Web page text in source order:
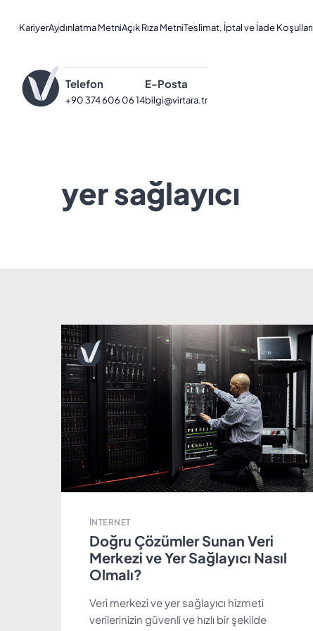
KariyerAydınlatma MetniAçık Rıza MetniTeslimat, İptal ve İade Koşulları
Telefon
+90 374 606 06 14
E-Posta
bilgi@virtara.tr
yer sağlayıcı
İNTERNET
Doğru Çözümler Sunan Veri
Merkezi ve Yer Sağlayıcı Nasıl
Olmalı?
Veri merkezi ve yer sağlayıcı hizmeti
verilerinizin güvenli ve hızlı bir şekilde